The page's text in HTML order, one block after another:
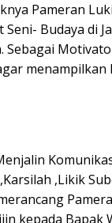
Pameran
Seni- Budaya di
Sebagai
,Likik
kepada Bapak